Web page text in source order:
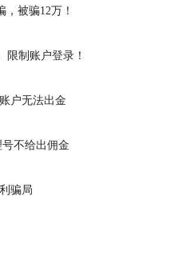
被骗12万！
限制账户登录！
户无法出金
不给出佣金
骗局